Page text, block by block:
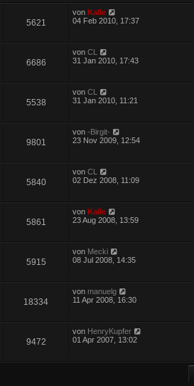
5621
vonKalle
04 Feb 2010, 17:37
6686
vonCL
31 Jan 2010, 17:43
5538
vonCL
31 Jan 2010, 11:21
9801
von-Birgit-
23 Nov 2009, 12:54
5840
vonCL
02 Dez 2008, 11:09
5861
vonKalle
23 Aug 2008, 13:59
5915
von Mecki
08 Jul 2008, 14:35
18334
vonmanuelg
11 Apr 2008, 16:30
9472
von HenryKupfer
01 Apr 2007, 13:02